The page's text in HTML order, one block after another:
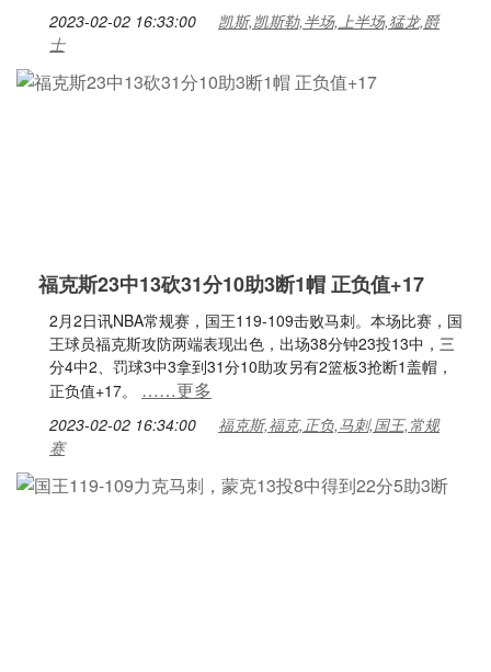
2023-02-02 16:33:00
凯斯,凯斯勒,半场,上半场,猛龙,爵
士
福克斯23中13砍31分10助3断1帽 正负值+17
2月2日讯NBA常规赛，国王119-109击败马刺。本场比赛，国
王球员福克斯攻防两端表现出色，出场38分钟23投13中，三
分4中2、罚球3中3拿到31分10助攻另有2篮板3抢断1盖帽，
正负值+17。 ……更多
2023-02-02 16:34:00
福克斯,福克,正负,马刺,国王,常规
赛